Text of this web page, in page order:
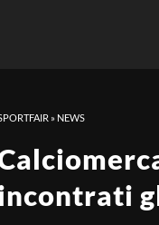
» NEWS